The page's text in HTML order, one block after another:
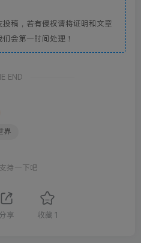
稿，若有侵权请将证明和文章
会第一时间处理！
END
界
持一下吧
分享 收藏 1